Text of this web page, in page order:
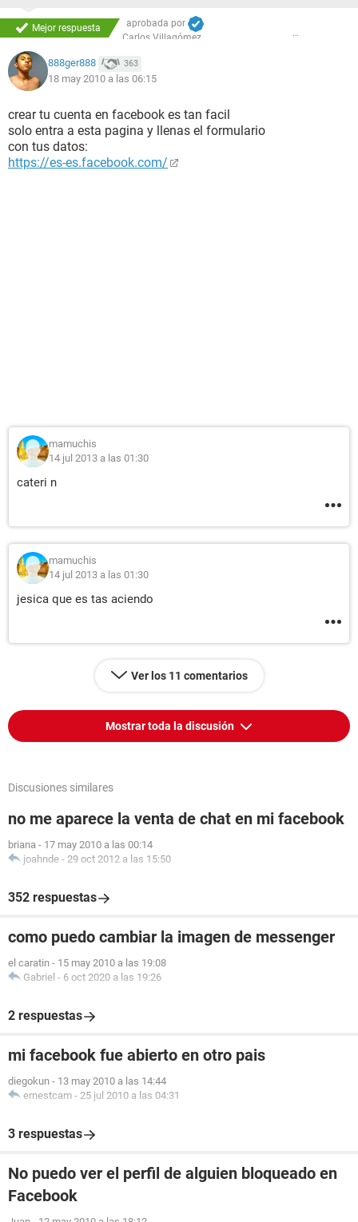
Mejor respuesta
aprobada por
Carlos Villagómez
888ger888 363
18 may 2010 a las 06:15
crear tu cuenta en facebook es tan facil
solo entra a esta pagina y llenas el formulario
con tus datos:
https://es-es.facebook.com/
mamuchis
14 jul 2013 a las 01:30
cateri n
mamuchis
14 jul 2013 a las 01:30
jesica que es tas aciendo
Ver los 11 comentarios
Mostrar toda la discusión
Discusiones similares
no me aparece la venta de chat en mi facebook
briana - 17 may 2010 a las 00:14
joahnde - 29 oct 2012 a las 15:50
352 respuestas
como puedo cambiar la imagen de messenger
el caratin - 15 may 2010 a las 19:08
Gabriel - 6 oct 2020 a las 19:26
2 respuestas
mi facebook fue abierto en otro pais
diegokun - 13 may 2010 a las 14:44
ernestcam - 25 jul 2010 a las 04:31
3 respuestas
No puedo ver el perfil de alguien bloqueado en
Facebook